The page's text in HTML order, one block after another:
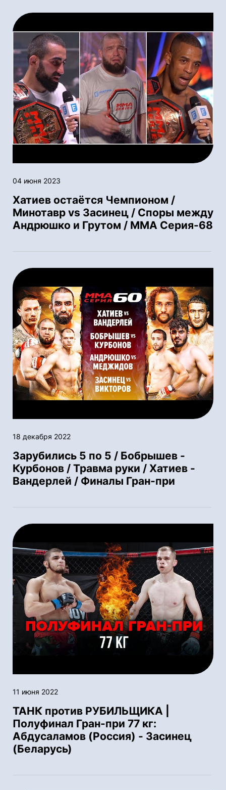
04 июня 2023
Хатиев остаётся Чемпионом /
Минотавр vs Засинец / Споры между
Андрюшко и Грутом / ММА Серия-68
18 декабря 2022
Зарубились 5 по 5 / Бобрышев -
Курбонов / Травма руки / Хатиев -
Вандерлей / Финалы Гран-при
11 июня 2022
ТАНК против РУБИЛЬЩИКА |
Полуфинал Гран-при 77 кг:
Абдусаламов (Россия) - Засинец
(Беларусь)